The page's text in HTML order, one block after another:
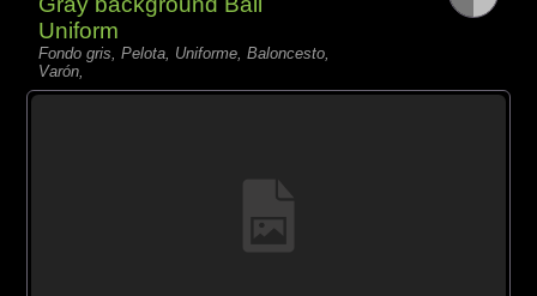
Uniform
Fondo gris, Pelota, Uniforme, Baloncesto,
Varón,